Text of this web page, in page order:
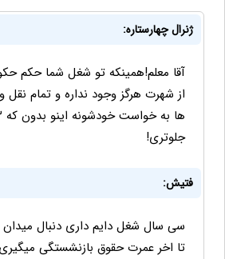
ژنرال چهارستاره:
آقا معلم!همینکه تو شغل شما حکم
از شهرت هرگز وجود نداره و تمام نقل
جلوتری!
فتیش:
سی سال شغل دایم داری دنبال میدان
تا اخر عمرت حقوق بازنشستگی